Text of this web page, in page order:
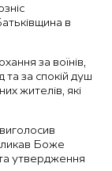
в
за воїнів,
та за спокій душ
жителів, які
Боже
утвердження